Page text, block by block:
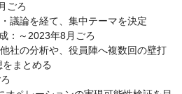
ごろ
議論を経て、集中テーマを決定
：～2023年8月ごろ
社の分析や、役員陣へ複数回の壁打
まとめる